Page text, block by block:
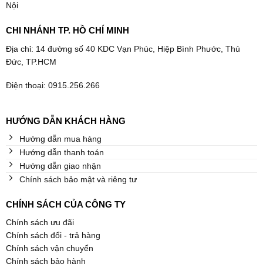
Nội
CHI NHÁNH TP. HỒ CHÍ MINH
Địa chỉ: 14 đường số 40 KDC Vạn Phúc, Hiệp Bình Phước, Thủ
Đức, TP.HCM
Điện thoại: 0915.256.266
HƯỚNG DẪN KHÁCH HÀNG
Hướng dẫn mua hàng
Hướng dẫn thanh toán
Hướng dẫn giao nhận
Chính sách bảo mật và riêng tư
CHÍNH SÁCH CỦA CÔNG TY
Chính sách ưu đãi
Chính sách đổi - trả hàng
Chính sách vận chuyển
Chính sách bảo hành